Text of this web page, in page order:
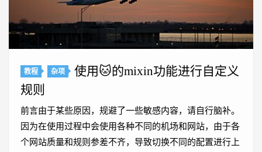
教程 杂项
使用🐱的mixin功能进行自定义
规则
前言由于某些原因，规避了一些敏感内容，请自行脑补。
因为在使用过程中会使用各种不同的机场和网站，由于各
个网站质量和规则参差不齐，导致切换不同的配置进行上